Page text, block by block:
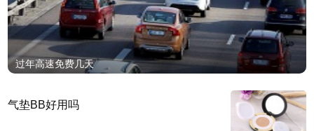
过年高速免费几天
气垫BB好用吗